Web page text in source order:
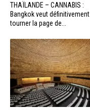
THAÏLANDE – CANNABIS :
Bangkok veut définitivement
tourner la page de...